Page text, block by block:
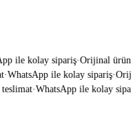
ile kolay sipariş·Orijinal ürün
WhatsApp ile kolay sipariş·
·WhatsApp ile kolay